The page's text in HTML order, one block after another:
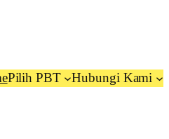
Pilih PBT Hubungi Kami